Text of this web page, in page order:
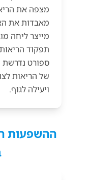
מצפה את
מאבדות את
מייצר ליחה
תפקוד
ספורט נדרשת
של הריאות
ויעילה לגוף.
ההשפעות